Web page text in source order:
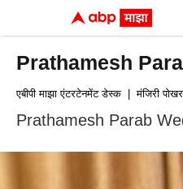
Prathamesh Parab
एबीपी माझा एंटरटेनमेंट डेस्क | मंजिरी
Prathamesh Parab